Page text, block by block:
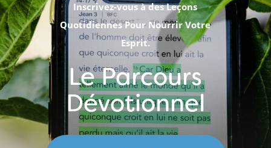
Inscrivez-vous à des Leçons
Quotidiennes Pour Nourrir Votre
Esprit.
Le Parcours
Dévotionnel